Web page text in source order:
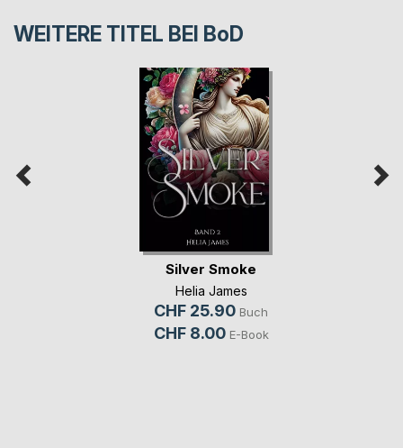
WEITERE TITEL BEI BoD
Silver Smoke
Helia James
CHF 25.90 Buch
CHF 8.00 E-Book